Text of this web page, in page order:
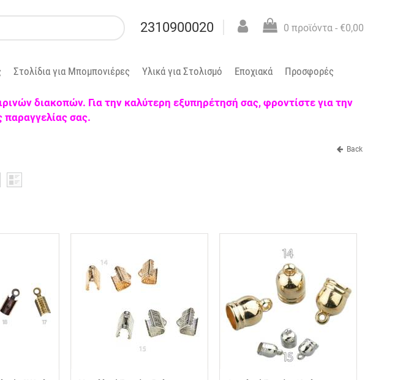
0 προϊόντα - €0,00
2310900020
Στολίδια για Μπομπονιέρες Υλικά για Στολισμό Εποχιακά Προσφορές
διακοπών. Για την καλύτερη εξυπηρέτησή σας, φροντίστε για την
παραγγελίας σας.
Back